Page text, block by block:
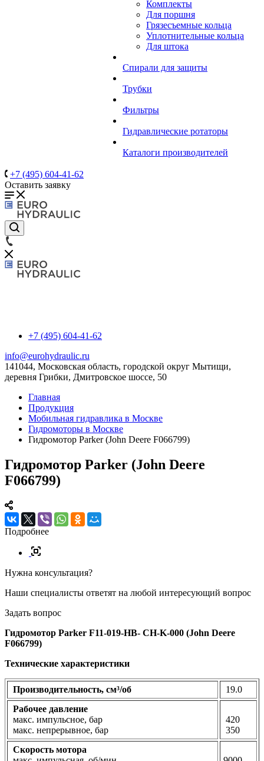
Комплекты
Для поршня
Грязесъемные кольца
Уплотнительные кольца
Для штока
Спирали для защиты
Трубки
Фильтры
Гидравлические ротаторы
Каталоги производителей
+7 (495) 604-41-62
Оставить заявку
+7 (495) 604-41-62
info@eurohydraulic.ru
141044, Московская область, городской округ Мытищи,
деревня Грибки, Дмитровское шоссе, 50
Главная
Продукция
Мобильная гидравлика в Москве
Гидромоторы в Москве
Гидромотор Parker (John Deere F066799)
Гидромотор Parker (John Deere
F066799)
Подробнее
Нужна консультация?
Наши специалисты ответят на любой интересующий вопрос
Задать вопрос
Гидромотор Parker F11-019-HB- CH-K-000 (John Deere
F066799)
Технические характеристики
Производительность, см³/об
19.0
Рабочее давление
макс. импульсное, бар
макс. непрерывное, бар
420
350
Скорость мотора